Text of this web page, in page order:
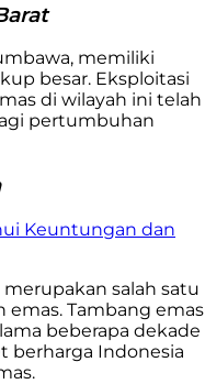
memiliki
besar. Eksploitasi
di wilayah ini telah
pertumbuhan
Keuntungan dan
salah satu
emas. Tambang emas
beberapa dekade
berharga Indonesia